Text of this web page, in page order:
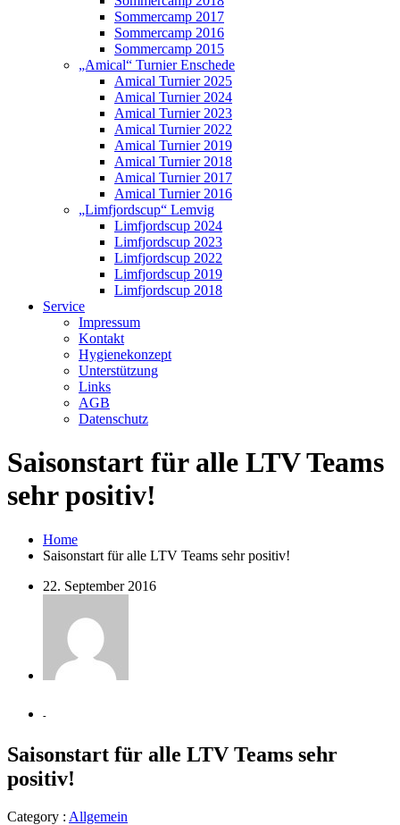
Sommercamp 2017
Sommercamp 2016
Sommercamp 2015
„Amical“ Turnier Enschede
Amical Turnier 2025
Amical Turnier 2024
Amical Turnier 2023
Amical Turnier 2022
Amical Turnier 2019
Amical Turnier 2018
Amical Turnier 2017
Amical Turnier 2016
„Limfjordscup“ Lemvig
Limfjordscup 2024
Limfjordscup 2023
Limfjordscup 2022
Limfjordscup 2019
Limfjordscup 2018
Service
Impressum
Kontakt
Hygienekonzept
Unterstützung
Links
AGB
Datenschutz
Saisonstart für alle LTV Teams
sehr positiv!
Home
Saisonstart für alle LTV Teams sehr positiv!
22. September 2016
-
Saisonstart für alle LTV Teams sehr
positiv!
Category : Allgemein